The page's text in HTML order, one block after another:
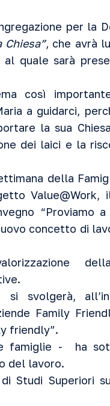
per la
, che avrà
quale sarà
così
a guidarci,
la sua
dei laici e la
della
Value@Work,
“Proviamo a
concetto di
svolgerà,
Family
friendly”.
famiglie - ha
del lavoro.
Studi Superiori